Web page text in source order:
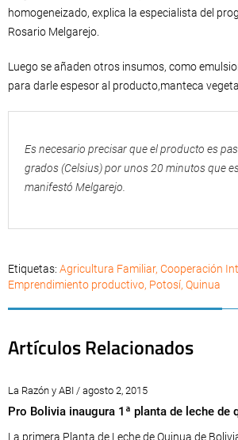
homogeneizado, explica la especialista del
Rosario Melgarejo.
Luego se añaden otros insumos, como
para darle espesor al producto,manteca
Es necesario precisar que el producto es
grados (Celsius) por unos 20 minutos que
manifestó Melgarejo.
Etiquetas: Agricultura Familiar, Cooperación
Emprendimiento productivo, Potosí, Quinua
Artículos Relacionados
La Razón y ABI / agosto 2, 2015
Pro Bolivia inaugura 1ª planta de leche de
La primera Planta de Leche de Quinua de